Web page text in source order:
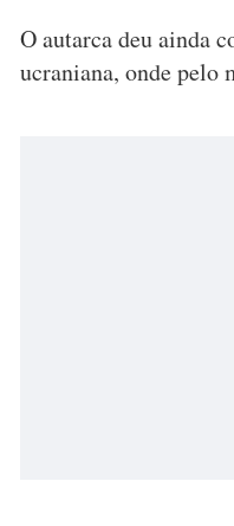
O autarca deu ainda
ucraniana, onde pelo